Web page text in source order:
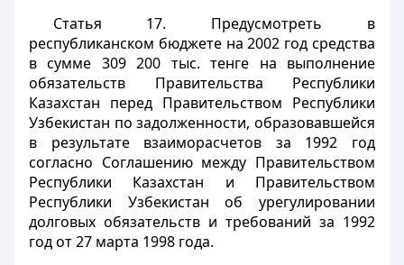
Статья 17. Предусмотреть в
республиканском бюджете на 2002 год средства
в сумме 309 200 тыс. тенге на выполнение
обязательств Правительства Республики
Казахстан перед Правительством Республики
Узбекистан по задолженности, образовавшейся
в результате взаиморасчетов за 1992 год
согласно Соглашению между Правительством
Республики Казахстан и Правительством
Республики Узбекистан об урегулировании
долговых обязательств и требований за 1992
год от 27 марта 1998 года.